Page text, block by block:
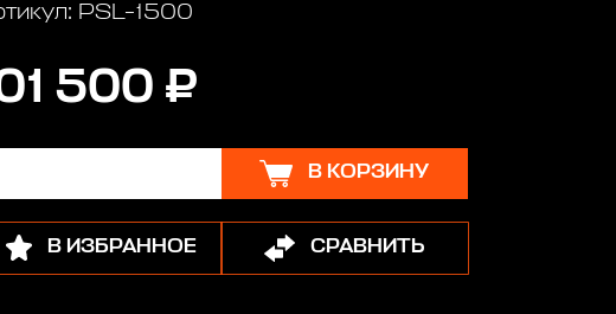
PSL-1500
500 ₽
В КОРЗИНУ
В ИЗБРАННОЕ СРАВНИТЬ